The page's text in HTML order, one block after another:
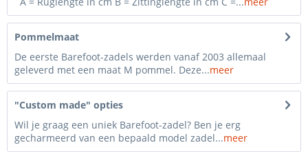
Pommelmaat
De eerste Barefoot-zadels werden vanaf 2003 allemaal
geleverd met een maat M pommel. Deze...meer
"Custom made" opties
Wil je graag een uniek Barefoot-zadel? Ben je erg
gecharmeerd van een bepaald model zadel...meer